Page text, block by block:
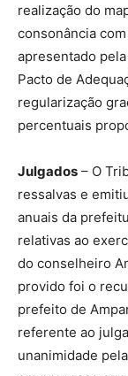
realização do
consonância
apresentado
Pacto de
regularização
percentuais
Julgados – O
ressalvas e
anuais da
relativas ao
do conselheiro
provido foi o
prefeito de
referente ao
unanimidade